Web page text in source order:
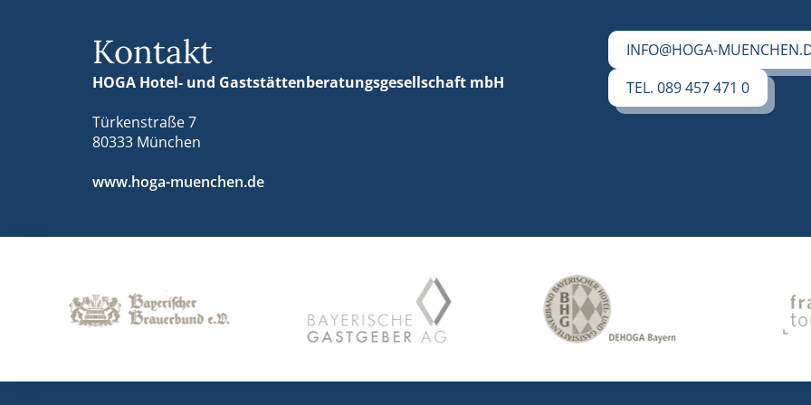
Kontakt
HOGA Hotel- und Gaststätten­beratungsgesellschaft mbH
Türkenstraße 7
80333 München
www.hoga-muenchen.de
INFO@HOGA-
TEL. 089 457 471 0